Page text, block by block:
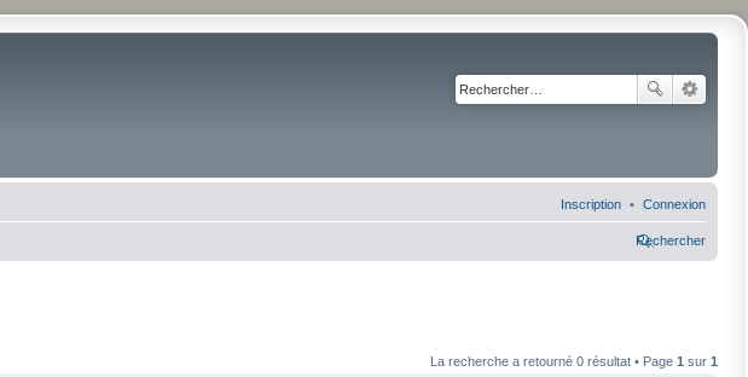
Connexion
Inscription
Rechercher
La recherche a retourné 0 résultat • Page 1 sur 1